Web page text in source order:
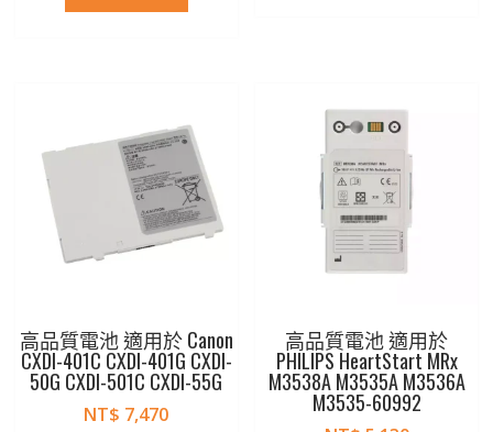
高品質電池 適用於 Canon
CXDI-401C CXDI-401G CXDI-
50G CXDI-501C CXDI-55G
NT$ 7,470
高品質電池 適用於
PHILIPS HeartStart MRx
M3538A M3535A M3536A
M3535-60992